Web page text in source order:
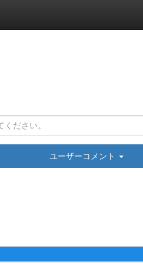
ユーザーコメント